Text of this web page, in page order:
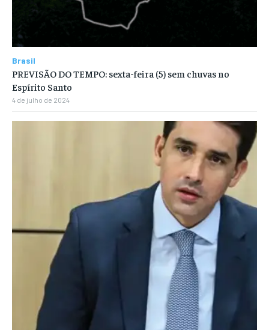
Brasil
PREVISÃO DO TEMPO: sexta-feira (5) sem chuvas no
Espírito Santo
4 de julho de 2024